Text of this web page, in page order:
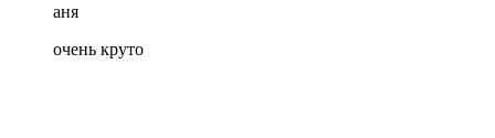
аня
очень круто